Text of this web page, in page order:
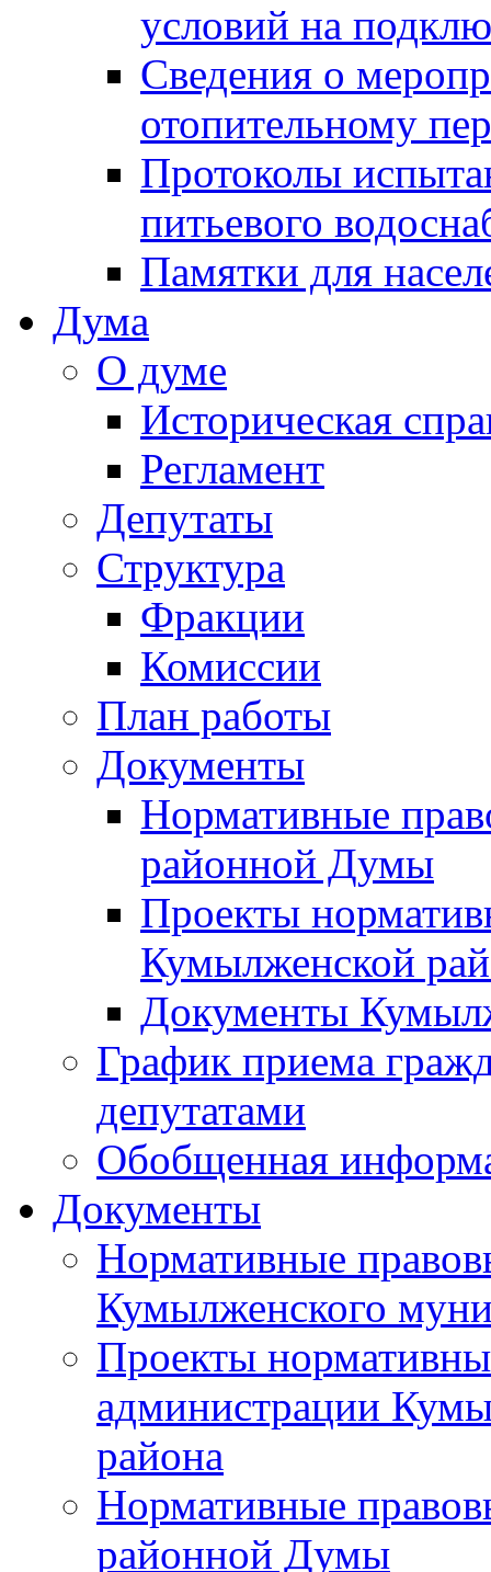
условий на
Сведения о
отопительному
Протоколы
питьевого
Памятки для
Дума
О думе
Историческая
Регламент
Депутаты
Структура
Фракции
Комиссии
План работы
Документы
Нормативные
районной Думы
Проекты
Кумылженской
Документы
График приема
депутатами
Обобщенная
Документы
Нормативные
Кумылженского
Проекты
администрации
района
Нормативные
районной Думы